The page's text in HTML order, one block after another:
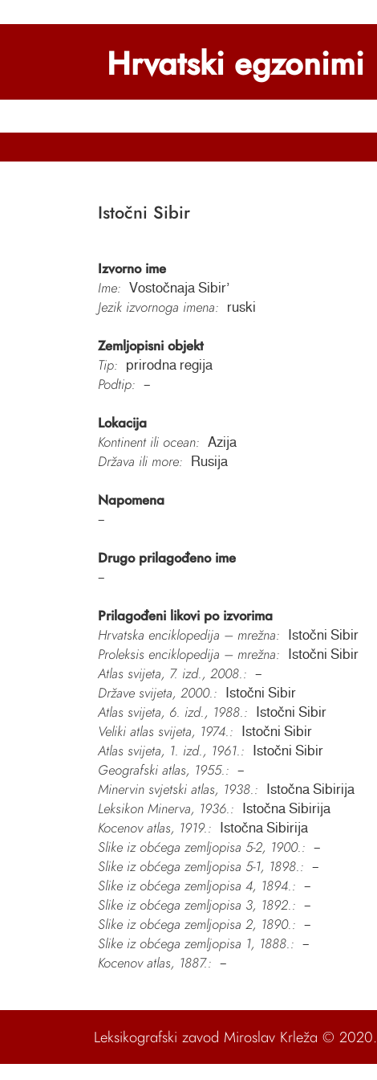
Hrvatski egzonimi
Istočni Sibir
Izvorno ime
Ime:
Vostočnaja Sibirʼ
Jezik izvornoga imena: ruski
Zemljopisni objekt
Tip:
prirodna regija
Podtip: –
Lokacija
Kontinent ili ocean:
Azija
Država ili more: Rusija
Napomena
–
Drugo prilagođeno ime
–
Prilagođeni likovi po izvorima
Hrvatska enciklopedija – mrežna:
Istočni Sibir
Proleksis enciklopedija – mrežna: Istočni Sibir
Atlas svijeta, 7. izd., 2008.: –
Države svijeta, 2000.: Istočni Sibir
Atlas svijeta, 6. izd., 1988.: Istočni Sibir
Veliki atlas svijeta, 1974.: Istočni Sibir
Atlas svijeta, 1. izd., 1961.: Istočni Sibir
Geografski atlas, 1955.: –
Minervin svjetski atlas, 1938.: Istočna Sibirija
Leksikon Minerva, 1936.: Istočna Sibirija
Kocenov atlas, 1919.: Istočna Sibirija
Slike iz obćega zemljopisa 5-2, 1900.: –
Slike iz obćega zemljopisa 5-1, 1898.: –
Slike iz obćega zemljopisa 4, 1894.: –
Slike iz obćega zemljopisa 3, 1892.: –
Slike iz obćega zemljopisa 2, 1890.: –
Slike iz obćega zemljopisa 1, 1888.: –
Kocenov atlas, 1887.: –
Leksikografski zavod Miroslav Krleža © 2020.